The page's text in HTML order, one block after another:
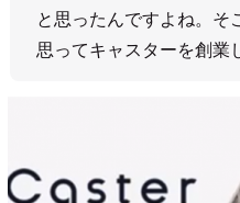
と思ったんですよね。そ
思ってキャスターを創業